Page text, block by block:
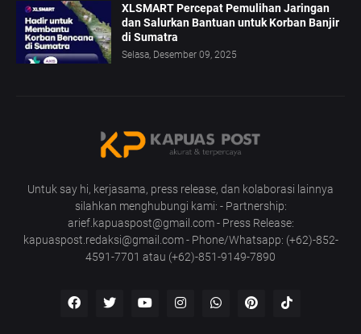
XLSMART Percepat Pemulihan Jaringan
dan Salurkan Bantuan untuk Korban Banjir
di Sumatra
Selasa, Desember 09, 2025
Untuk say hi, kerjasama, press release, dan kolaborasi lainnya
silahkan menghubungi kami: - Partnership:
arief.kapuaspost@gmail.com - Press Release:
kapuaspost.redaksi@gmail.com - Phone/Whatsapp: (+62)-852-
4591-7701 atau (+62)-851-9149-7890